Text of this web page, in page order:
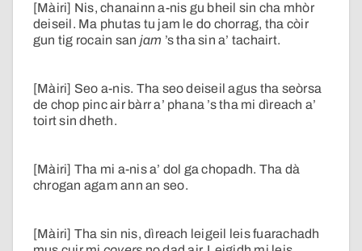
[Màiri] Nis, chanainn a-nis gu bheil sin cha mhòr
deiseil. Ma phutas tu jam le do chorrag, tha còir
gun tig rocain san jam ’s tha sin a’ tachairt.
[Màiri] Seo a-nis. Tha seo deiseil agus tha seòrsa
de chop pinc air bàrr a’ phana ’s tha mi dìreach a’
toirt sin dheth.
[Màiri] Tha mi a-nis a’ dol ga chopadh. Tha dà
chrogan agam ann an seo.
[Màiri] Tha sin nis, dìreach leigeil leis fuarachadh